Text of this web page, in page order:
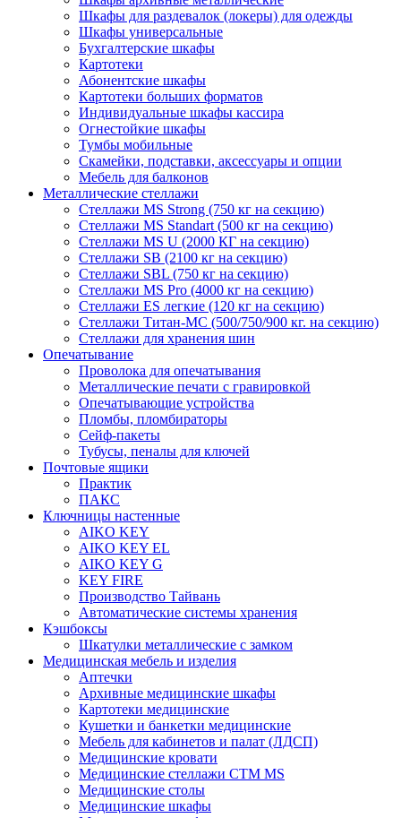
Шкафы для раздевалок (локеры) для одежды
Шкафы универсальные
Бухгалтерские шкафы
Картотеки
Абонентские шкафы
Картотеки больших форматов
Индивидуальные шкафы кассира
Огнестойкие шкафы
Тумбы мобильные
Скамейки, подставки, аксессуары и опции
Мебель для балконов
Металлические стеллажи
Стеллажи MS Strong (750 кг на секцию)
Стеллажи MS Standart (500 кг на секцию)
Стеллажи MS U (2000 КГ на секцию)
Стеллажи SB (2100 кг на секцию)
Стеллажи SBL (750 кг на секцию)
Стеллажи MS Pro (4000 кг на секцию)
Стеллажи ES легкие (120 кг на секцию)
Стеллажи Титан-МС (500/750/900 кг. на секцию)
Стеллажи для хранения шин
Опечатывание
Проволока для опечатывания
Металлические печати с гравировкой
Опечатывающие устройства
Пломбы, пломбираторы
Сейф-пакеты
Тубусы, пеналы для ключей
Почтовые ящики
Практик
ПАКС
Ключницы настенные
AIKO KEY
AIKO KEY EL
AIKO KEY G
KEY FIRE
Производство Тайвань
Автоматические системы хранения
Кэшбоксы
Шкатулки металлические с замком
Медицинская мебель и изделия
Аптечки
Архивные медицинские шкафы
Картотеки медицинские
Кушетки и банкетки медицинские
Мебель для кабинетов и палат (ЛДСП)
Медицинские кровати
Медицинские стеллажи CTM MS
Медицинские столы
Медицинские шкафы